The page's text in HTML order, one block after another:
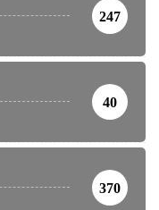
247
40
370